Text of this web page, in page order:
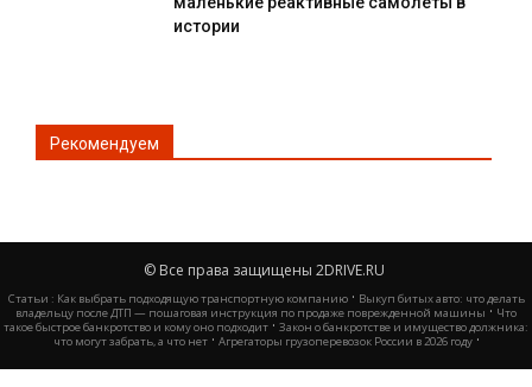
истории
Рекомендуем
© Все права защищены 2DRIVE.RU
Статьи : Как выбрать подходящую транспортную компанию· Выкуп битых авто: что делать
владельцу после ДТП — пошаговая инструкция по продаже поврежденной машины· Что
такое быстрое банкротство и кому оно подходит · Закон о банкротстве и имущество должника:
что могут забрать, а что нет· Агрегаторы грузоперевозок России в 2026 году·